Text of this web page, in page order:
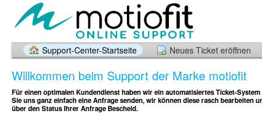
Support-Center-Startseite Neues Ticket eröffnen
Willkommen beim Support der Marke motiofit
Für einen optimalen Kundendienst haben wir ein automatisiertes Ticket-
Sie uns ganz einfach eine Anfrage senden, wir können diese rasch bearbeiten
über den Status Ihrer Anfrage Bescheid.